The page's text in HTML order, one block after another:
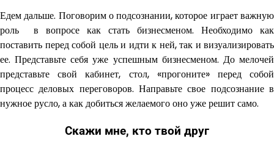
Едем дальше. Поговорим о подсознании, которое играет важную
роль в вопросе как стать бизнесменом. Необходимо как
поставить перед собой цель и идти к ней, так и визуализировать
ее. Представьте себя уже успешным бизнесменом. До мелочей
представьте свой кабинет, стол, «прогоните» перед собой
процесс деловых переговоров. Направьте свое подсознание в
нужное русло, а как добиться желаемого оно уже решит само.
Скажи мне, кто твой друг